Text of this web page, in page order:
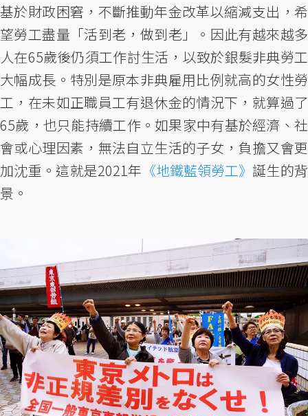
基於財政困窘，不斷推動年金改革以縮減支出，希
望勞工盡量「活到老，做到老」。因此有越來越多
人在65歲後仍須工作討生活，以致於銀髮非典勞工
大幅成長。特別是原本非典雇用比例就高的女性勞
工，在未如正職員工有退休金的情況下，就算過了
65歲，也只能持續工作。如果家中有基於經濟、社
會或心理因素，無法自立生活的子女，負擔又會更
加沈重。這就是2021年 《地鐵藍領勞工》 誕生的背
景。